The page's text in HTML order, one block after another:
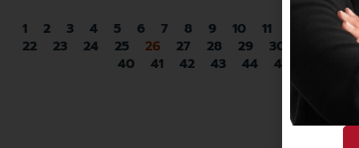
1 2 3 4 5 6 7 8 9 10 11 14
22
23 24 25 26 27 28 29 30
40
41 42 43 44 45